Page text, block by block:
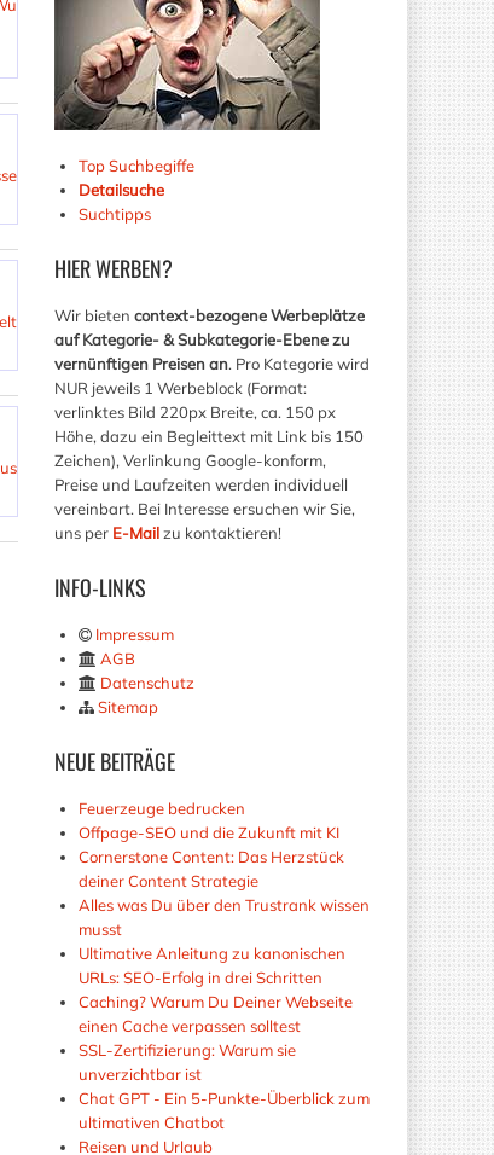
Top Suchbegiffe
Detailsuche
Suchtipps
HIERWERBEN?
Wir bieten context-bezogene Werbeplätze
auf Kategorie- & Subkategorie-Ebene zu
vernünftigen Preisen an. Pro Kategorie wird
NUR jeweils 1 Werbeblock (Format:
verlinktes Bild 220px Breite, ca. 150 px
Höhe, dazu ein Begleittext mit Link bis 150
Zeichen), Verlinkung Google-konform,
Preise und Laufzeiten werden individuell
vereinbart. Bei Interesse ersuchen wir Sie,
uns per E-Mailzu kontaktieren!
INFO-LINKS
Impressum
AGB
Datenschutz
Sitemap
NEUEBEITRÄGE
Feuerzeuge bedrucken
Offpage-SEO und die Zukunft mit KI
Cornerstone Content: Das Herzstück
deiner Content Strategie
Alles was Du über den Trustrank wissen
musst
Ultimative Anleitung zu kanonischen
URLs: SEO-Erfolg in drei Schritten
Caching? Warum Du Deiner Webseite
einen Cache verpassen solltest
SSL-Zertifizierung: Warum sie
unverzichtbar ist
Chat GPT - Ein 5-Punkte-Überblick zum
ultimativen Chatbot
Reisen und Urlaub